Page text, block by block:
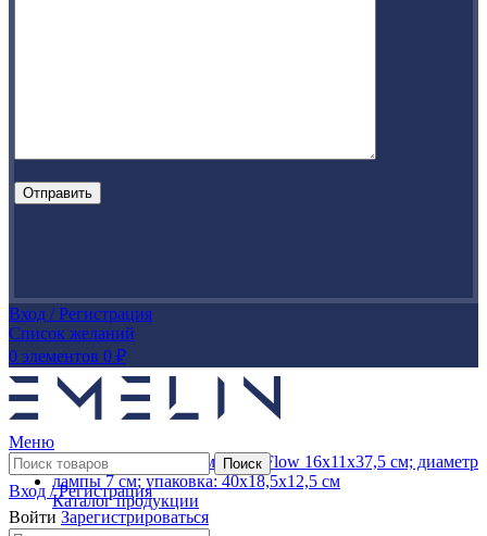
Вход / Регистрация
Список желаний
0 элементов 0 ₽
Каталог продукции
Меню
Поиск
Вход / Регистрация
Войти Зарегистрироваться